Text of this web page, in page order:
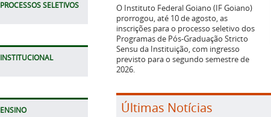
PROCESSOS SELETIVOS
INSTITUCIONAL
ENSINO
O Instituto Federal Goiano (IF Goiano)
prorrogou, até 10 de agosto, as
inscrições para o processo seletivo dos
Programas de Pós-Graduação Stricto
Sensu da Instituição, com ingresso
previsto para o segundo semestre de
2026.
Últimas Notícias